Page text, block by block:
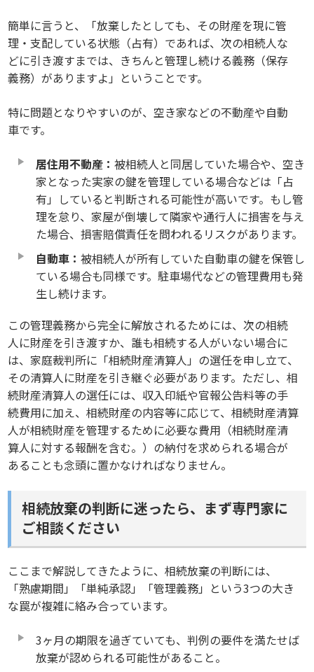
簡単に言うと、「放棄したとしても、その財産を現に管
理・支配している状態（占有）であれば、次の相続人な
どに引き渡すまでは、きちんと管理し続ける義務（保存
義務）がありますよ」ということです。
特に問題となりやすいのが、空き家などの不動産や自動
車です。
居住用不動産：被相続人と同居していた場合や、空き
家となった実家の鍵を管理している場合などは「占
有」していると判断される可能性が高いです。もし管
理を怠り、家屋が倒壊して隣家や通行人に損害を与え
た場合、損害賠償責任を問われるリスクがあります。
自動車：被相続人が所有していた自動車の鍵を保管し
ている場合も同様です。駐車場代などの管理費用も発
生し続けます。
この管理義務から完全に解放されるためには、次の相続
人に財産を引き渡すか、誰も相続する人がいない場合に
は、家庭裁判所に「相続財産清算人」の選任を申し立て、
その清算人に財産を引き継ぐ必要があります。ただし、相
続財産清算人の選任には、収入印紙や官報公告料等の手
続費用に加え、相続財産の内容等に応じて、相続財産清算
人が相続財産を管理するために必要な費用（相続財産清
算人に対する報酬を含む。）の納付を求められる場合が
あることも念頭に置かなければなりません。
相続放棄の判断に迷ったら、まず専門家に
ご相談ください
ここまで解説してきたように、相続放棄の判断には、
「熟慮期間」「単純承認」「管理義務」という3つの大き
な罠が複雑に絡み合っています。
3ヶ月の期限を過ぎていても、判例の要件を満たせば
放棄が認められる可能性があること。